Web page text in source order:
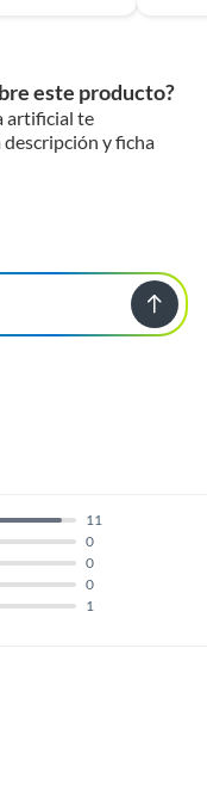
este producto?
artificial te
y ficha
1
0
0
0
11